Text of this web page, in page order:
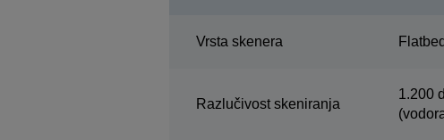
Vrsta skenera
Razlučivost skeniranja
1.200